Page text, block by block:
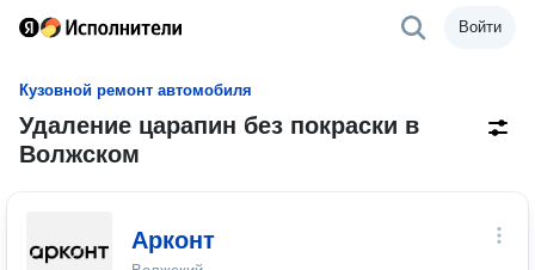
Войти
Кузовной ремонт автомобиля
Удаление царапин без покраски в
Волжском
Арконт